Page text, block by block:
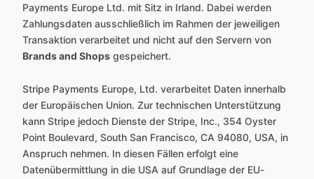
Payments Europe Ltd. mit Sitz in Irland. Dabei werden
Zahlungsdaten ausschließlich im Rahmen der jeweiligen
Transaktion verarbeitet und nicht auf den Servern von
Brands and Shops gespeichert.
Stripe Payments Europe, Ltd. verarbeitet Daten innerhalb
der Europäischen Union. Zur technischen Unterstützung
kann Stripe jedoch Dienste der Stripe, Inc., 354 Oyster
Point Boulevard, South San Francisco, CA 94080, USA, in
Anspruch nehmen. In diesen Fällen erfolgt eine
Datenübermittlung in die USA auf Grundlage der EU-